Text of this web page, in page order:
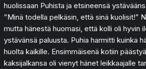
huolissaan Puhista ja etsineensä
”Minä todella pelkäsin, että sinä kuolisit!”
mutta hänestä huomasi, että kolli oli hyvin
ystävänsä paluusta. Puhia harmitti kuinka
huolta kaikille. Ensimmäisenä kotiin
kaksijalkansa oli vienyt hänet leikkaajalle